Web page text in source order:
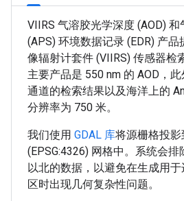
VIIRS 气溶胶光学深度 (AOD)
(APS) 环境数据记录 (EDR) 产
像辐射计套件 (VIIRS) 传感器检
主要产品是 550 nm 的 AOD，
通道的检索结果以及海洋上的
分辨率为 750 米。
我们使用 GDAL 库将源栅格投
(EPSG:4326) 网格中。系统会排
以北的数据，以避免在生成用
区时出现几何复杂性问题。